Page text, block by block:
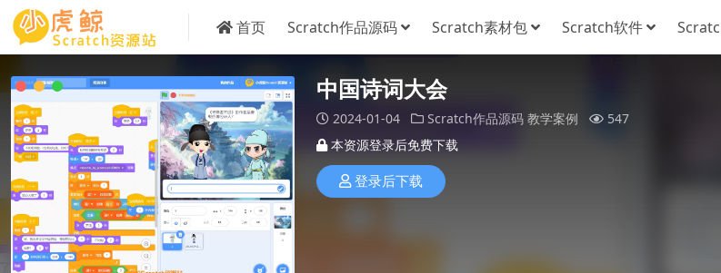
首页 Scratch作品源码 Scratch素材包 Scratch软件
中国诗词大会
2024-01-04 Scratch作品源码 教学案例
547
本资源登录后免费下载
登录后下载